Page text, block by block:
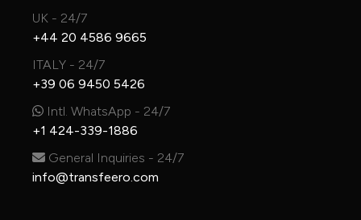
UK - 24/7
+44 20 4586 9665
ITALY - 24/7
+39 06 9450 5426
Intl. WhatsApp - 24/7
+1 424-339-1886
General Inquiries - 24/7
info@transfeero.com